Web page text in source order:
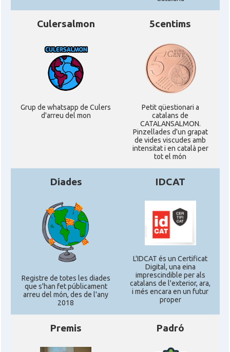
Culersalmon
Grup de whatsapp de Culers
d'arreu del mon
5centims
Petit qüestionari a
catalans de
CATALANSALMON.
Pinzellades d'un grapat
de vides viscudes amb
intensitat i en català per
tot el món
Diades
Registre de totes les diades
que s'han fet públicament
arreu del món, des de l'any
2018
IDCAT
L'IDCAT és un Certificat
Digital, una eina
imprescindible per als
catalans de l'exterior, ara,
i més encara en un futur
proper
Premis Padró